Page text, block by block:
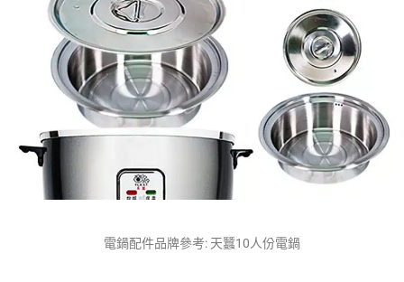
電鍋配件品牌參考: 天蠶10人份電鍋